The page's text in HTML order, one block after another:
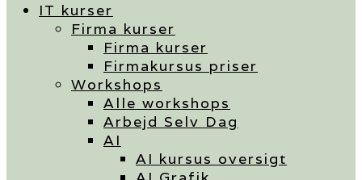
IT kurser
Firma kurser
Firma kurser
Firmakursus priser
Workshops
Alle workshops
Arbejd Selv Dag
AI
AI kursus oversigt